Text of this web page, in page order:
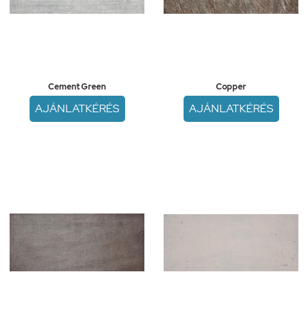
Cement Green
AJÁNLATKÉRÉS
Copper
AJÁNLATKÉRÉS